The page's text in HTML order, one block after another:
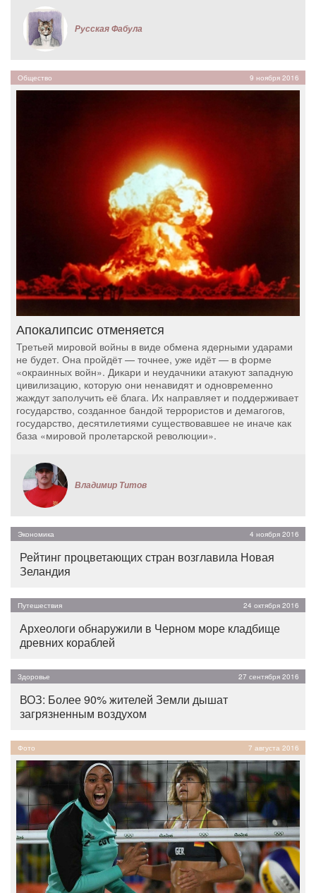
Русская Фабула
Общество 9 ноября 2016
Апокалипсис отменяется
Третьей мировой войны в виде обмена ядерными ударами
не будет. Она пройдёт — точнее, уже идёт — в форме
«окраинных войн». Дикари и неудачники атакуют западную
цивилизацию, которую они ненавидят и одновременно
жаждут заполучить её блага. Их направляет и поддерживает
государство, созданное бандой террористов и демагогов,
государство, десятилетиями существовавшее не иначе как
база «мировой пролетарской революции».
Владимир Титов
Экономика 4 ноября 2016
Рейтинг процветающих стран возглавила Новая
Зеландия
Путешествия 24 октября 2016
Археологи обнаружили в Черном море кладбище
древних кораблей
Здоровье 27 сентября 2016
ВОЗ: Более 90% жителей Земли дышат
загрязненным воздухом
Фото 7 августа 2016